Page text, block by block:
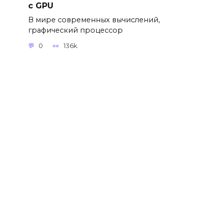
с GPU
В мире современных вычислений,
графический процессор
0 136k.